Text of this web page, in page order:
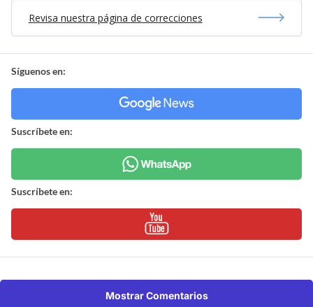
Revisa nuestra página de correcciones
Síguenos en:
Suscríbete en:
Suscríbete en:
Mostrar Comentarios